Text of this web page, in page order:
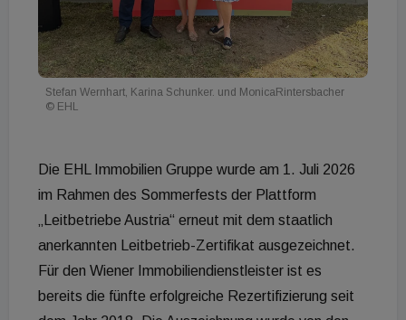
Stefan Wernhart, Karina Schunker. und MonicaRintersbacher
© EHL
Die EHL Immobilien Gruppe wurde am 1. Juli 2026
im Rahmen des Sommerfests der Plattform
„Leitbetriebe Austria“ erneut mit dem staatlich
anerkannten Leitbetrieb-Zertifikat ausgezeichnet.
Für den Wiener Immobiliendienstleister ist es
bereits die fünfte erfolgreiche Rezertifizierung seit